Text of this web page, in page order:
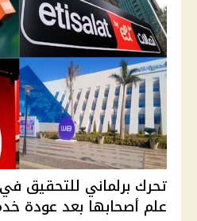
تحرك برلماني
علم أصحابها بعد عودة